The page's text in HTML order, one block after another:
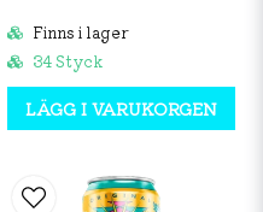
Finns i lager
34 Styck
LÄGG I VARUKORGEN